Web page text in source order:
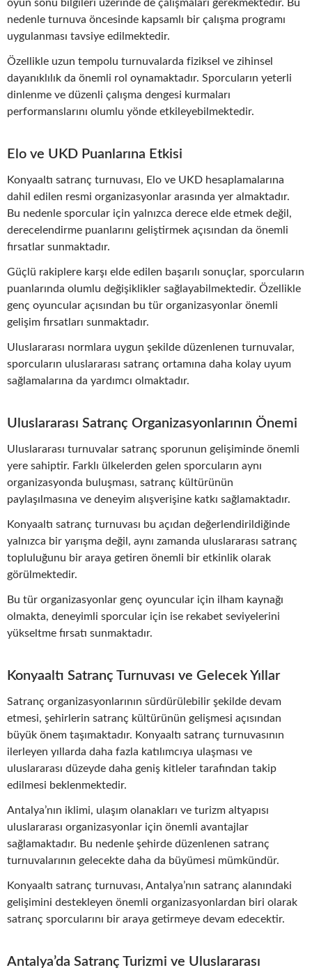
oyun sonu bilgileri üzerinde de çalışmaları gerekmektedir. Bu
nedenle turnuva öncesinde kapsamlı bir çalışma programı
uygulanması tavsiye edilmektedir.
Özellikle uzun tempolu turnuvalarda fiziksel ve zihinsel
dayanıklılık da önemli rol oynamaktadır. Sporcuların yeterli
dinlenme ve düzenli çalışma dengesi kurmaları
performanslarını olumlu yönde etkileyebilmektedir.
Elo ve UKD Puanlarına Etkisi
Konyaaltı satranç turnuvası, Elo ve UKD hesaplamalarına
dahil edilen resmi organizasyonlar arasında yer almaktadır.
Bu nedenle sporcular için yalnızca derece elde etmek değil,
derecelendirme puanlarını geliştirmek açısından da önemli
fırsatlar sunmaktadır.
Güçlü rakiplere karşı elde edilen başarılı sonuçlar, sporcuların
puanlarında olumlu değişiklikler sağlayabilmektedir. Özellikle
genç oyuncular açısından bu tür organizasyonlar önemli
gelişim fırsatları sunmaktadır.
Uluslararası normlara uygun şekilde düzenlenen turnuvalar,
sporcuların uluslararası satranç ortamına daha kolay uyum
sağlamalarına da yardımcı olmaktadır.
Uluslararası Satranç Organizasyonlarının Önemi
Uluslararası turnuvalar satranç sporunun gelişiminde önemli
yere sahiptir. Farklı ülkelerden gelen sporcuların aynı
organizasyonda buluşması, satranç kültürünün
paylaşılmasına ve deneyim alışverişine katkı sağlamaktadır.
Konyaaltı satranç turnuvası bu açıdan değerlendirildiğinde
yalnızca bir yarışma değil, aynı zamanda uluslararası satranç
topluluğunu bir araya getiren önemli bir etkinlik olarak
görülmektedir.
Bu tür organizasyonlar genç oyuncular için ilham kaynağı
olmakta, deneyimli sporcular için ise rekabet seviyelerini
yükseltme fırsatı sunmaktadır.
Konyaaltı Satranç Turnuvası ve Gelecek Yıllar
Satranç organizasyonlarının sürdürülebilir şekilde devam
etmesi, şehirlerin satranç kültürünün gelişmesi açısından
büyük önem taşımaktadır. Konyaaltı satranç turnuvasının
ilerleyen yıllarda daha fazla katılımcıya ulaşması ve
uluslararası düzeyde daha geniş kitleler tarafından takip
edilmesi beklenmektedir.
Antalya’nın iklimi, ulaşım olanakları ve turizm altyapısı
uluslararası organizasyonlar için önemli avantajlar
sağlamaktadır. Bu nedenle şehirde düzenlenen satranç
turnuvalarının gelecekte daha da büyümesi mümkündür.
Konyaaltı satranç turnuvası, Antalya’nın satranç alanındaki
gelişimini destekleyen önemli organizasyonlardan biri olarak
satranç sporcularını bir araya getirmeye devam edecektir.
Antalya’da Satranç Turizmi ve Uluslararası